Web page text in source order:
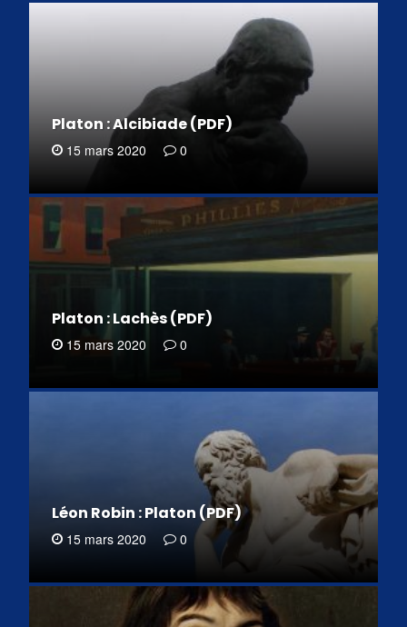
Platon : Alcibiade (PDF)
15 mars 2020 0
Platon : Lachès (PDF)
15 mars 2020 0
Léon Robin : Platon (PDF)
15 mars 2020 0